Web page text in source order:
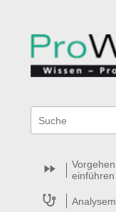
Wikiübergreifende
Schnellsuche
einführen